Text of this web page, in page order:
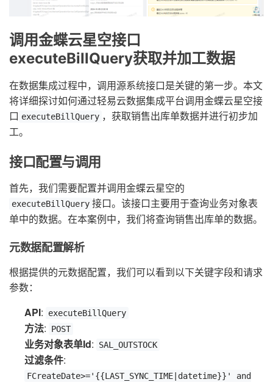
调用金蝶云星空接口
executeBillQuery获取并加工数据
在数据集成过程中，调用源系统接口是关键的第一步。本文
将详细探讨如何通过轻易云数据集成平台调用金蝶云星空接
口 executeBillQuery ，获取销售出库单数据并进行初步加
工。
接口配置与调用
首先，我们需要配置并调用金蝶云星空的
executeBillQuery 接口。该接口主要用于查询业务对象表
单中的数据。在本案例中，我们将查询销售出库单的数据。
元数据配置解析
根据提供的元数据配置，我们可以看到以下关键字段和请求
参数：
API: executeBillQuery
方法: POST
业务对象表单Id: SAL_OUTSTOCK
过滤条件:
FCreateDate>='{{LAST_SYNC_TIME|datetime}}' and